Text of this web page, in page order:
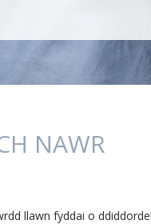
NAWR
llawn fyddai o